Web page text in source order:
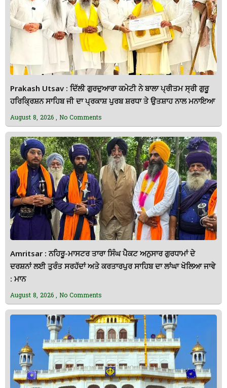
Prakash Utsav : ਦਿੱਲੀ ਗੁਰਦੁਆਰਾ ਕਮੇਟੀ ਨੇ ਬਾਲਾ ਪ੍ਰੀਤਮ ਸ੍ਰੀ ਗੁਰੂ
ਹਰਿਕ੍ਰਿਸ਼ਨ ਸਾਹਿਬ ਜੀ ਦਾ ਪ੍ਰਕਾਸ਼ ਪੁਰਬ ਸ਼ਰਧਾ ਤੇ ਉਤਸ਼ਾਹ ਨਾਲ ਮਨਾਇਆ
August 8, 2026 No Comments
Amritsar : ਨਹਿਰੂ-ਮਾਸਟਰ ਤਾਰਾ ਸਿੰਘ ਪੈਕਟ ਅਨੁਸਾਰ ਗੁਰਧਾਮਾਂ ਦੇ
ਦਰਸ਼ਨਾਂ ਲਈ ਤੁਰੰਤ ਸਰਹੱਦਾਂ ਅਤੇ ਕਰਤਾਰਪੁਰ ਸਾਹਿਬ ਦਾ ਲਾਂਘਾ ਖੋਲਿਆ ਜਾਵੇ
: ਮਾਨ
August 8, 2026 No Comments